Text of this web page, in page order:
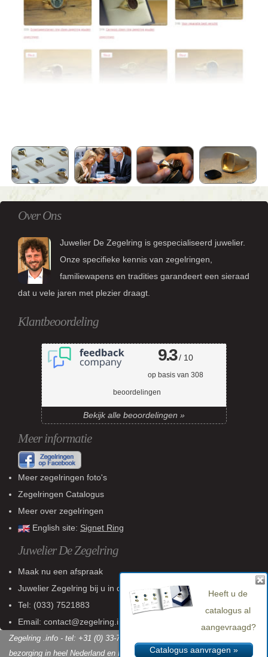
Over Ons
Juwelier De Zegelring is gespecialiseerd juwelier.
Onze specifieke kennis van zegelringen,
familiewapens en tradities garandeert een sieraad
dat u vele jaren met plezier draagt.
Klantbeoordeling
9.3/ 10
op basis van 308
beoordelingen
Bekijk alle beoordelingen »
Meer informatie
Meer zegelringen foto's
Zegelringen Catalogus
Meer over zegelringen
English site: Signet Ring
Juwelier De Zegelring
Maak nu een afspraak
Juwelier Zegelring bij u in de buurt
Tel: (033) 7521883
Email: contact@zegelring.info
Zegelring .info - tel: +31 (0) 33-7521883 - KvK: 60 802 618 - Gratis
bezorging in heel Nederland en België
Heeft u de
catalogus al
aangevraagd?
Catalogus aanvragen »